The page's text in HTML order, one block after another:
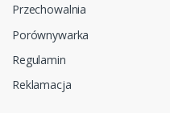
Przechowalnia
Porównywarka
Regulamin
Reklamacja